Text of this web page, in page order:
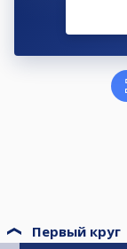
Первый круг